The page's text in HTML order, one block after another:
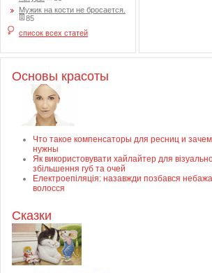
Мужик на кости не бросается.
85
список всех статей
Основы красоты
Что такое компенсаторы для ресниц и
нужны
Як використовувати хайлайтер для
збільшення губ та очей
Електроепіляція: назавжди позбався
волосся
Сказки